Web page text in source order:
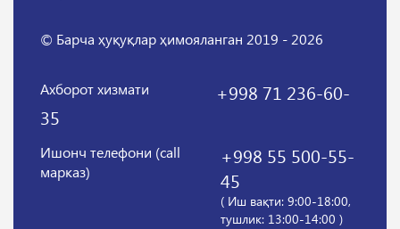
© Барча ҳуқуқлар ҳимояланган 2019 - 2026
Ахборот хизмати
+998 71 236-60-
35
Ишонч телефони (call
марказ)
+998 55 500-55-
45
( Иш вақти: 9:00-18:00,
тушлик: 13:00-14:00 )